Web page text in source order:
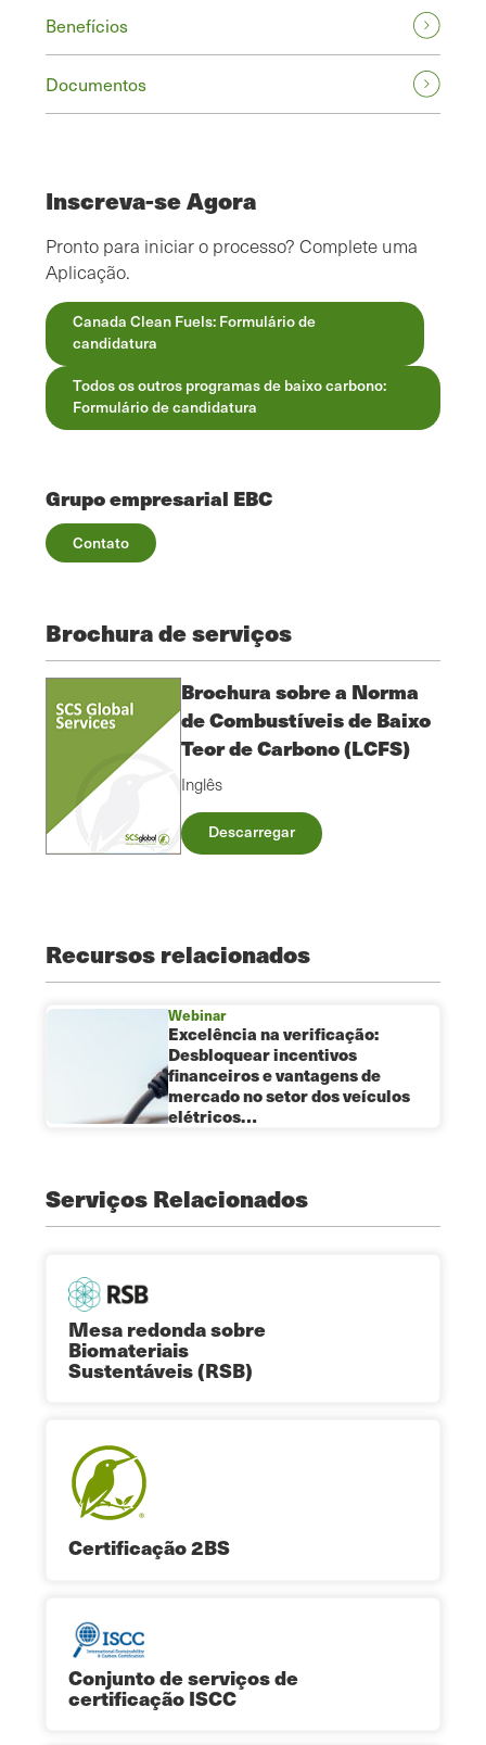
Benefícios
Documentos
Inscreva-se Agora
Pronto para iniciar o processo? Complete uma
Aplicação.
Canada Clean Fuels: Formulário de
candidatura
Todos os outros programas de baixo carbono:
Formulário de candidatura
Grupo empresarial EBC
Contato
Brochura de serviços
Brochura sobre a Norma
de Combustíveis de Baixo
Teor de Carbono (LCFS)
Inglês
Descarregar
Recursos relacionados
Webinar
Excelência na verificação:
Desbloquear incentivos
financeiros e vantagens de
mercado no setor dos veículos
elétricos…
Serviços Relacionados
Mesa redonda sobre
Biomateriais
Sustentáveis (RSB)
Certificação 2BS
Conjunto de serviços de
certificação ISCC